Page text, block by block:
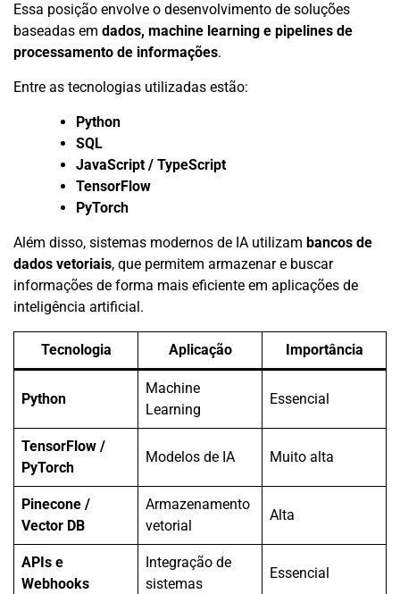
Essa posição envolve o desenvolvimento de soluções
baseadas em dados, machine learning e pipelines de
processamento de informações.
Entre as tecnologias utilizadas estão:
Python
SQL
JavaScript / TypeScript
TensorFlow
PyTorch
Além disso, sistemas modernos de IA utilizam bancos de
dados vetoriais, que permitem armazenar e buscar
informações de forma mais eficiente em aplicações de
inteligência artificial.
Tecnologia Aplicação Importância
Python
Machine
Learning
Essencial
TensorFlow /
PyTorch
Modelos de IA Muito alta
Pinecone /
Vector DB
Armazenamento
vetorial
Alta
APIs e
Webhooks
Integração de
sistemas
Essencial